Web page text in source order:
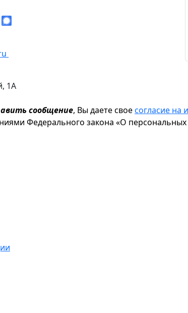
1А
сообщение, Вы даете своесогласие на
Федерального закона «О